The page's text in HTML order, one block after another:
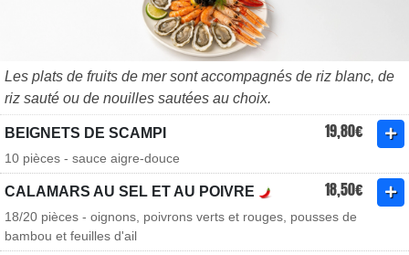
Les plats de fruits de mer sont accompagnés de riz blanc, de
riz sauté ou de nouilles sautées au choix.
BEIGNETS DE SCAMPI 19,80€
10 pièces - sauce aigre-douce
CALAMARS AU SEL ET AU POIVRE 18,50€
18/20 pièces - oignons, poivrons verts et rouges, pousses de
bambou et feuilles d'ail